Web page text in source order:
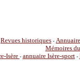
Revues historiques -
Mémoires
Isère - annuaire Isère-sport-